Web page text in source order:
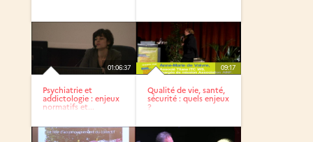
01:06:37
Psychiatrie et
addictologie : enjeux
normatifs et...
09:17
Qualité de vie, santé,
sécurité : quels enjeux
?